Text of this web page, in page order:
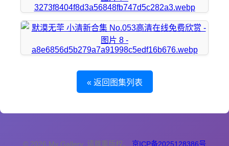
« 返回图集列表
© 2026 My Gallery. 请尊重版权。 京ICP备2025128386号